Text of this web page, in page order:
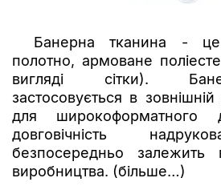
Банерна тканина - це
полотно, армоване
вигляді сітки).
застосовується в
для широкоформатного
довговічність
безпосередньо залежить
виробництва. (більше…)